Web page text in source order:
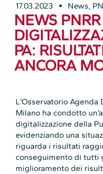
17.03.2023 News,
NEWS
PA:
ANCORA
L’Osservatorio
Milano ha condotto
digitalizzazione della
evidenziando una
riguarda i risultati
conseguimento di tutti
miglioramento dei